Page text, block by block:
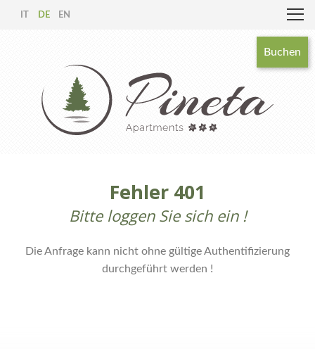
DE EN
Buchen
Fehler 401
Bitte loggen Sie sich ein !
Die Anfrage kann nicht ohne gültige Authentifizierung
durchgeführt werden !